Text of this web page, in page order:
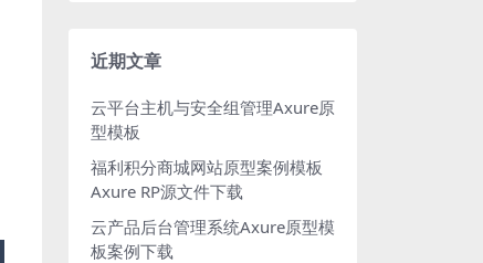
近期文章
云平台主机与安全组管理Axure原
型模板
福利积分商城网站原型案例模板
Axure RP源文件下载
云产品后台管理系统Axure原型模
板案例下载